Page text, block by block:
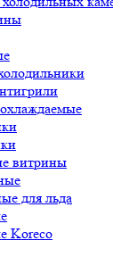
витрины
для льда
Koreco